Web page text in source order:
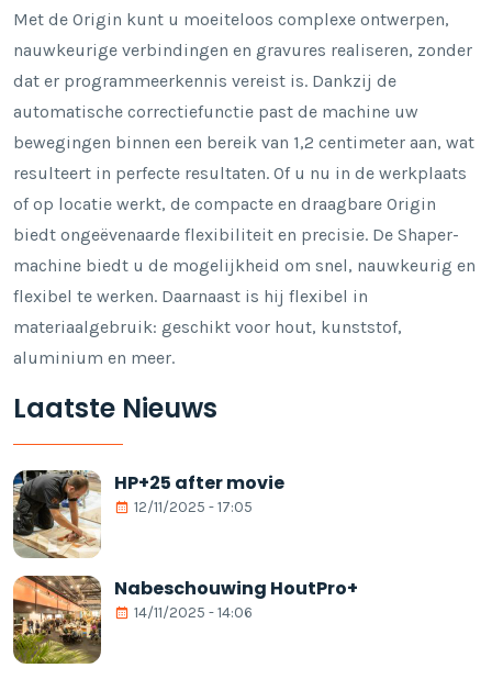
Met de Origin kunt u moeiteloos complexe ontwerpen,
nauwkeurige verbindingen en gravures realiseren, zonder
dat er programmeerkennis vereist is. Dankzij de
automatische correctiefunctie past de machine uw
bewegingen binnen een bereik van 1,2 centimeter aan, wat
resulteert in perfecte resultaten. Of u nu in de werkplaats
of op locatie werkt, de compacte en draagbare Origin
biedt ongeëvenaarde flexibiliteit en precisie. De Shaper-
machine biedt u de mogelijkheid om snel, nauwkeurig en
flexibel te werken. Daarnaast is hij flexibel in
materiaalgebruik: geschikt voor hout, kunststof,
aluminium en meer.
Laatste Nieuws
HP+25 after movie
12/11/2025 - 17:05
Nabeschouwing HoutPro+
14/11/2025 - 14:06